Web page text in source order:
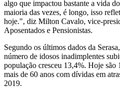
algo que impactou bastante a vida
maioria das vezes, é longo, isso
hoje.", diz Milton Cavalo, vice-
Aposentados e Pensionistas.
Segundo os últimos dados da
número de idosos inadimplentes
população cresceu 13,4%. Hoje são
mais de 60 anos com dívidas em
2019.